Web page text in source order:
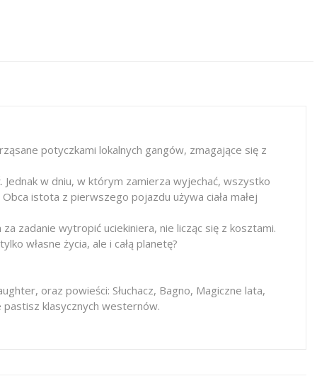
potyczkami lokalnych gangów, zmagające się z
w dniu, w którym zamierza wyjechać, wszystko
istota z pierwszego pojazdu używa ciała małej
zadanie wytropić uciekiniera, nie licząc się z kosztami.
własne życia, ale i całą planetę?
oraz powieści: Słuchacz, Bagno, Magiczne lata,
pastisz klasycznych westernów.